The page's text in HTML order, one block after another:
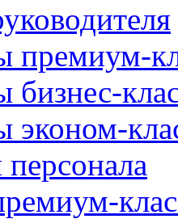
премиум-
бизнес-
эконом-